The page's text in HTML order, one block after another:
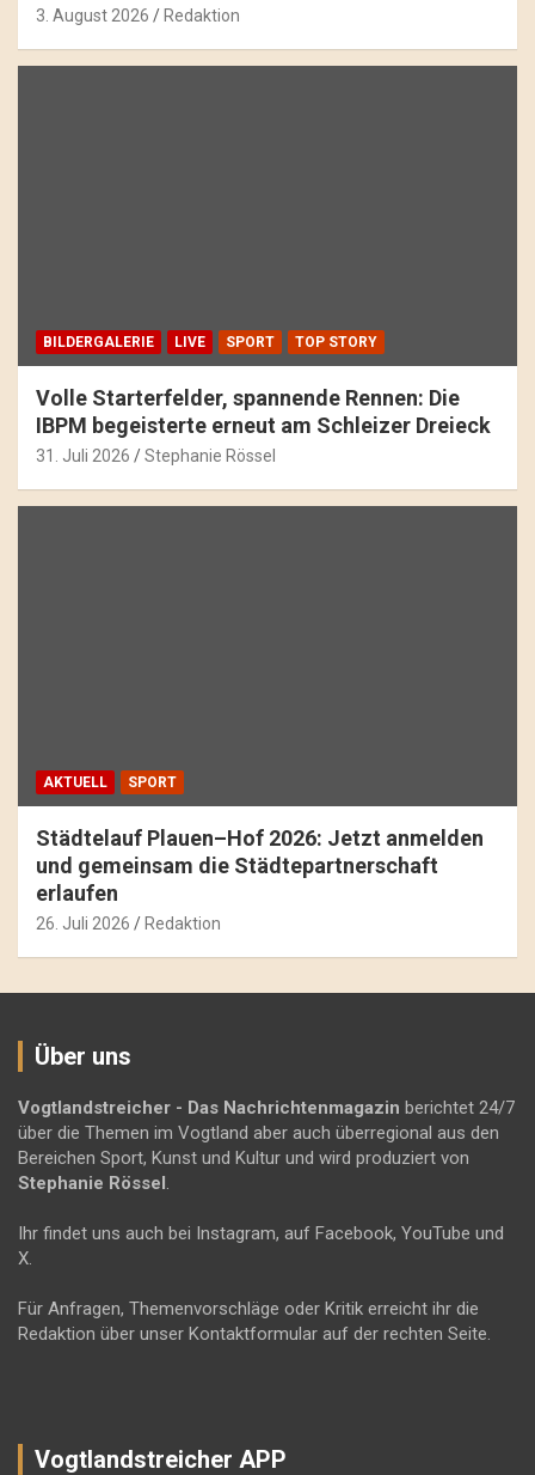
3. August 2026 Redaktion
BILDERGALERIE LIVE SPORT TOP STORY
Volle Starterfelder, spannende Rennen: Die
IBPM begeisterte erneut am Schleizer Dreieck
31. Juli 2026 Stephanie Rössel
AKTUELL SPORT
Städtelauf Plauen–Hof 2026: Jetzt anmelden
und gemeinsam die Städtepartnerschaft
erlaufen
26. Juli 2026 Redaktion
Über uns
Vogtlandstreicher - Das Nachrichtenmagazin berichtet 24/7
über die Themen im Vogtland aber auch überregional aus den
Bereichen Sport, Kunst und Kultur und wird produziert von
Stephanie Rössel.
Ihr findet uns auch bei Instagram, auf Facebook, YouTube und
X.
Für Anfragen, Themenvorschläge oder Kritik erreicht ihr die
Redaktion über unser Kontaktformular auf der rechten Seite.
Vogtlandstreicher APP